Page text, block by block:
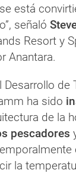
está
señaló
Resort y
Anantara.
de
ha sido
de la
pescadores
la